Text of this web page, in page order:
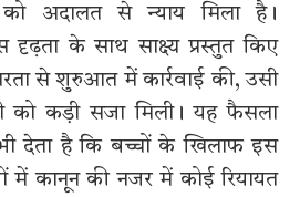
को अदालत से न्याय मिला है।
दृढ़ता के साथ साक्ष्य प्रस्तुत किए
से शुरुआत में कार्रवाई की, उसी
को कड़ी सजा मिली। यह फैसला
देता है कि बच्चों के खिलाफ इस
में कानून की नजर में कोई रियायत